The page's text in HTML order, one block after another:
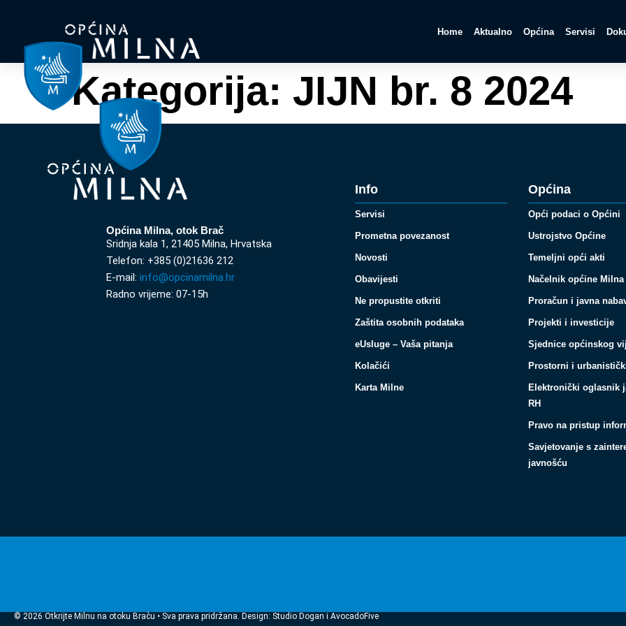
Home Aktualno Općina Servisi
Kategorija: JIJN br. 8 2024
Općina Milna, otok Brač
Sridnja kala 1, 21405 Milna, Hrvatska
Telefon: +385 (0)21636 212
E-mail: info@opcinamilna.hr
Radno vrijeme: 07-15h
Info
Servisi
Prometna povezanost
Novosti
Obavijesti
Ne propustite otkriti
Zaštita osobnih podataka
eUsluge – Vaša pitanja
Kolačići
Karta Milne
Općina
Opći podaci o Općini
Ustrojstvo Općine
Temeljni opći akti
Načelnik općine Milna
Proračun i javna
Projekti i investicije
Sjednice općinskog
Prostorni i
Elektronički oglasnik
RH
Pravo na pristup
Savjetovanje s
javnošću
© 2026 Otkrijte Milnu na otoku Braču • Sva prava pridržana. Design: Studio Dogan i AvocadoFive